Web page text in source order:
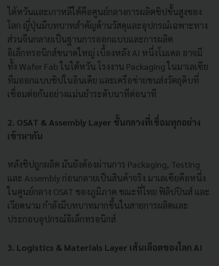
ไต้หวันและเกาหลีใต้คือศูนย์กลางการผลิตชิปขั้นสูงของ
โลก ญี่ปุ่นมีบทบาทสำคัญด้านวัสดุและอุปกรณ์เฉพาะทาง
ส่วนจีนกลายเป็นฐานการออกแบบและการผลิต
อิเล็กทรอนิกส์ขนาดใหญ่ เบื้องหลัง AI หนึ่งโมเดล อาจมี
ทั้ง Wafer Fab ในไต้หวัน โรงงาน Packaging ในมาเลเซีย
ทีมออกแบบชิปในอินเดีย และเครือข่ายขนส่งวัตถุดิบที่
เชื่อมต่อกันอย่างแม่นยำระดับนาทีต่อนาที
2. OSAT & Assembly Layer ชั้นกลางที่เชื่อมทุกอย่าง
เข้าหากัน
หลังชิปถูกผลิต มันยังต้องผ่านการ Packaging, Testing
และ Assembly ก่อนกลายเป็นสินค้าจริง มาเลเซียคือหนึ่ง
ในศูนย์กลาง OSAT ของภูมิภาค ขณะที่ไทย ฟิลิปปินส์ และ
เวียดนาม กำลังมีบทบาทมากขึ้นในสายการผลิตและ
ประกอบอุปกรณ์อิเล็กทรอนิกส์
3. Logistics & Materials Layer เส้นเลือดของโลก AI